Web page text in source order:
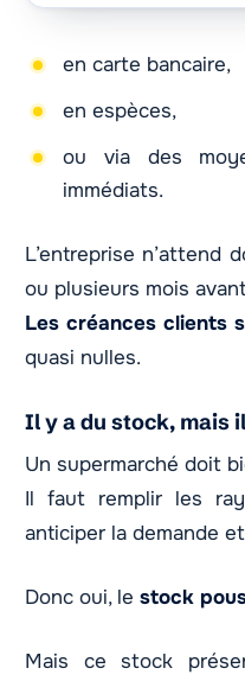
en carte bancaire,
en espèces,
ou via des
immédiats.
L’entreprise n’attend
ou plusieurs mois
Les créances clients
quasi nulles.
Il y a du stock, mais
Un supermarché doit
Il faut remplir les
anticiper la demande
Donc oui, lestock
Mais ce stock